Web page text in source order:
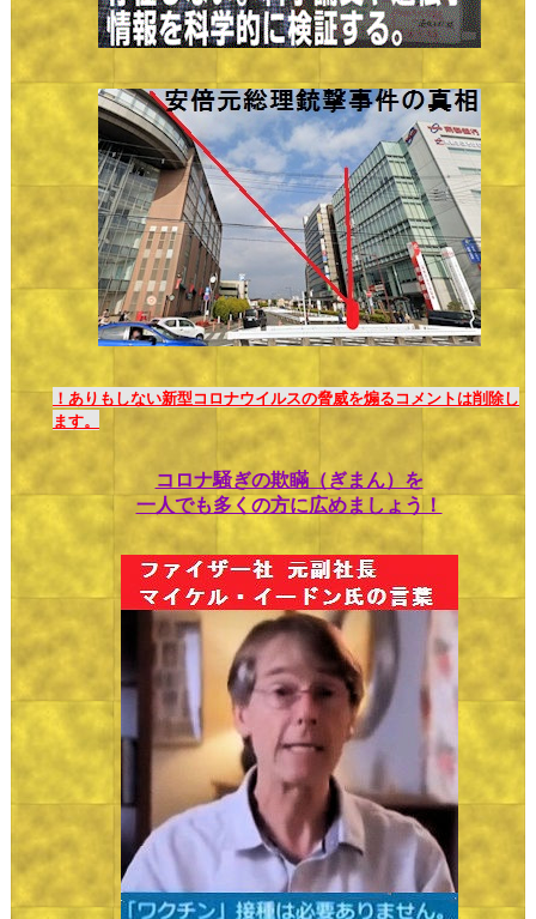
！ありもしない新型コロナウイルスの脅威を煽るコメントは削除し
ます。
コロナ騒ぎの欺瞞（ぎまん）を
一人でも多くの方に広めましょう！